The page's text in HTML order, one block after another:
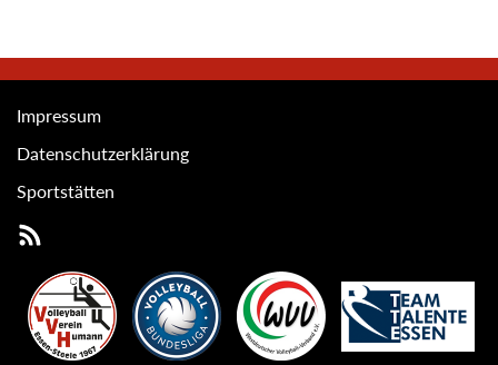
Impressum
Datenschutzerklärung
Sportstätten